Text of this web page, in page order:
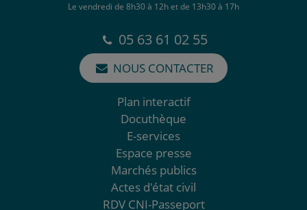
Le vendredi de 8h30 à 12h et de 13h30 à 17h
05 63 61 02 55
NOUS CONTACTER
Plan interactif
Docuthèque
E-services
Espace presse
Marchés publics
Actes d'état civil
RDV CNI-Passeport